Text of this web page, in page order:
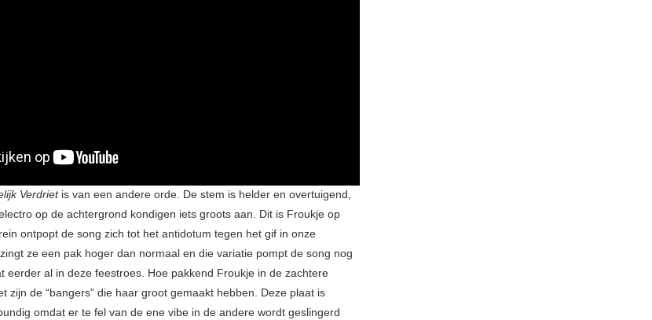
Verdrietis van een andere orde. De stem is helder en overtuigend,
op de achtergrond kondigen iets groots aan. Dit is Froukje op
ontpopt de song zich tot het antidotum tegen het gif in onze
ze een pak hoger dan normaal en die variatie pompt de song nog
eerder al in deze feestroes. Hoe pakkend Froukje in de zachtere
zijn de “bangers” die haar groot gemaakt hebben. Deze plaat is
omdat er te fel van de ene vibe in de andere wordt geslingerd